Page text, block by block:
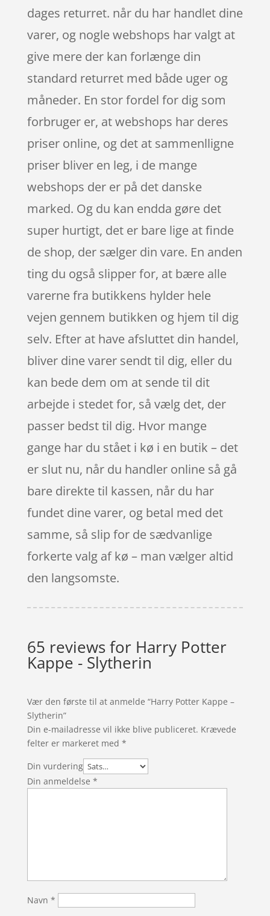
dages returret. når du har handlet dine
varer, og nogle webshops har valgt at
give mere der kan forlænge din
standard returret med både uger og
måneder. En stor fordel for dig som
forbruger er, at webshops har deres
priser online, og det at sammenlligne
priser bliver en leg, i de mange
webshops der er på det danske
marked. Og du kan endda gøre det
super hurtigt, det er bare lige at finde
de shop, der sælger din vare. En anden
ting du også slipper for, at bære alle
varerne fra butikkens hylder hele
vejen gennem butikken og hjem til dig
selv. Efter at have afsluttet din handel,
bliver dine varer sendt til dig, eller du
kan bede dem om at sende til dit
arbejde i stedet for, så vælg det, der
passer bedst til dig. Hvor mange
gange har du stået i kø i en butik – det
er slut nu, når du handler online så gå
bare direkte til kassen, når du har
fundet dine varer, og betal med det
samme, så slip for de sædvanlige
forkerte valg af kø – man vælger altid
den langsomste.
65 reviews for Harry Potter
Kappe - Slytherin
Vær den første til at anmelde “Harry Potter Kappe –
Slytherin”
Din e-mailadresse vil ikke blive publiceret. Krævede
felter er markeret med *
Din vurdering
Din anmeldelse *
Navn *